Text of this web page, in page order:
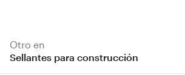
Otro en
Sellantes para construcción